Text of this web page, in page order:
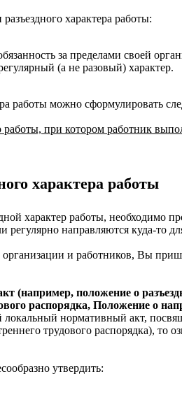
характера работы:
за пределами своей
(а не разовый) характер.
работы можно сформулировать
работы, при котором работник
характера работы
характер работы, необходимо
регулярно направляются куда-то
и работников, Вы
(например, положение о
распорядка, Положение о
нормативный акт,
трудового распорядка), то
утвердить: